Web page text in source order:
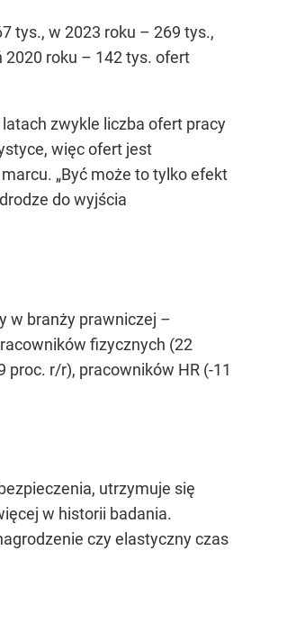
tys., w 2023 roku – 269 tys.,
2020 roku – 142 tys. ofert
zwykle liczba ofert pracy
więc ofert jest
„Być może to tylko efekt
do wyjścia
w branży prawniczej –
fizycznych (22
r/r), pracowników HR (-11
utrzymuje się
w historii badania.
czy elastyczny czas